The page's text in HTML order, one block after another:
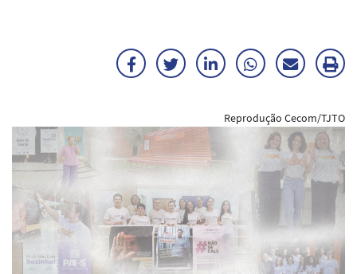
FacebookTwitterLinkedInWhatsApp
Enviar
E-
mail
Reprodução Cecom/TJTO